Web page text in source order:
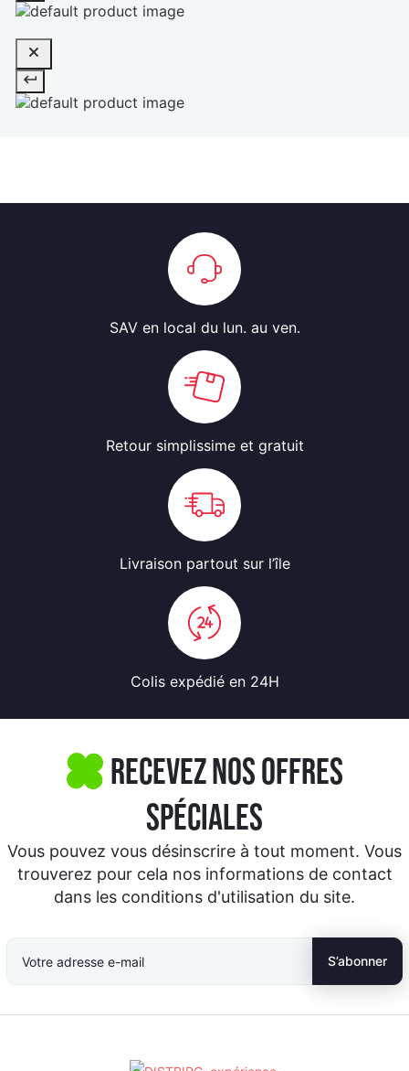
SAV en local du lun. au ven.
Retour simplissime et gratuit
Livraison partout sur l’île
Colis expédié en 24H
Recevez nos offres
spéciales
Vous pouvez vous désinscrire à tout moment. Vous
trouverez pour cela nos informations de contact
dans les conditions d'utilisation du site.